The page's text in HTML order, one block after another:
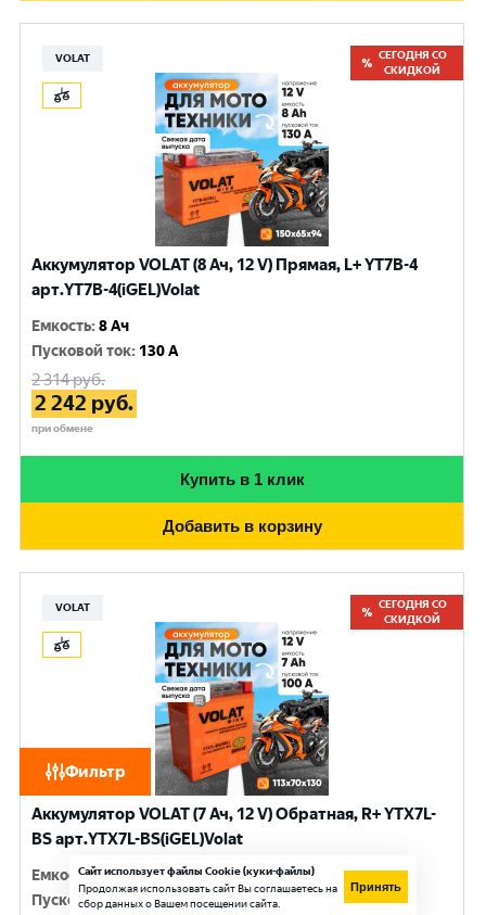
Фильтр
VOLAT
СЕГОДНЯ СО
СКИДКОЙ
Аккумулятор VOLAT (8 Ач, 12 V) Прямая, L+ YT7B-4
арт.YT7B-4(iGEL)Volat
Емкость:8 Ач
Пусковой ток: 130 A
2 314руб.
2 242 руб.
при обмене
Купить в 1 клик
Добавить в корзину
VOLAT
СЕГОДНЯ СО
СКИДКОЙ
Аккумулятор VOLAT (7 Ач, 12 V) Обратная, R+ YTX7L-
BS арт.YTX7L-BS(iGEL)Volat
Емкость:7 Ач
Пусковой ток:100 A
Сайт использует файлы Cookie (куки-файлы)
Продолжая использовать сайт Вы соглашаетесь на
сбор данных о Вашем посещении сайта.
Принять